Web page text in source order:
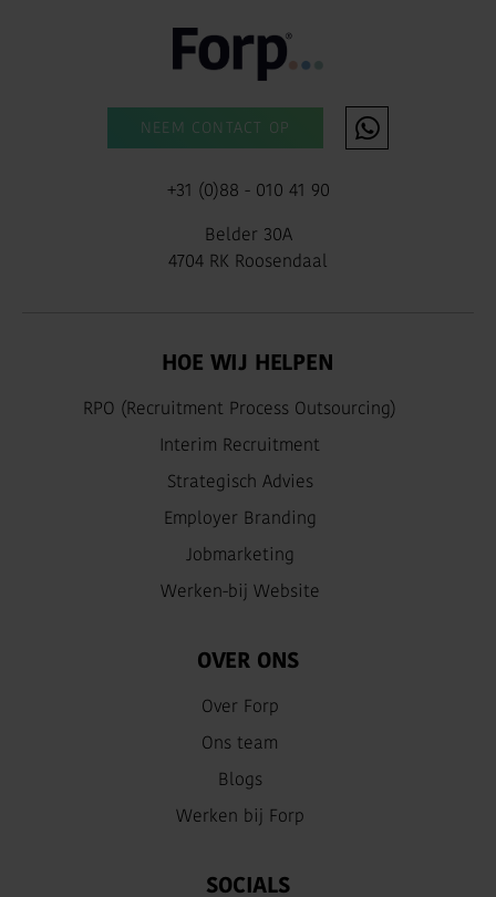
NEEM CONTACT OP
+31 (0)88 - 010 41 90
Belder 30A
4704 RK Roosendaal
HOE WIJ HELPEN
RPO (Recruitment Process Outsourcing)
Interim Recruitment
Strategisch Advies
Employer Branding
Jobmarketing
Werken-bij Website
OVER ONS
Over Forp
Ons team
Blogs
Werken bij Forp
SOCIALS